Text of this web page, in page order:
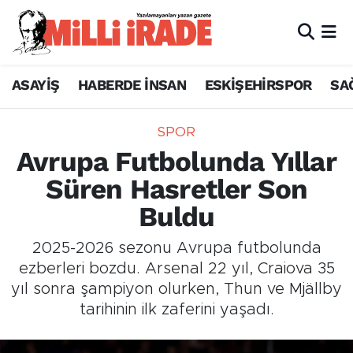
ASAYİŞ HABERDE İNSAN ESKİŞEHİRSPOR
SPOR
Avrupa Futbolunda Yıllar
Süren Hasretler Son
Buldu
2025-2026 sezonu Avrupa futbolunda
ezberleri bozdu. Arsenal 22 yıl, Craiova 35
yıl sonra şampiyon olurken, Thun ve Mjällby
tarihinin ilk zaferini yaşadı.